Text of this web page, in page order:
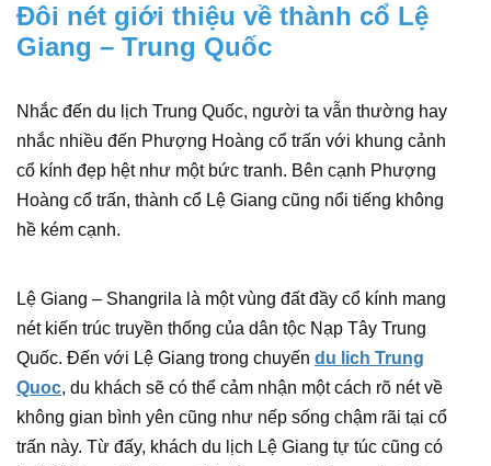
Đôi nét giới thiệu về thành cổ Lệ
Giang – Trung Quốc
Nhắc đến du lịch Trung Quốc, người ta vẫn thường hay
nhắc nhiều đến Phượng Hoàng cổ trấn với khung cảnh
cổ kính đẹp hệt như một bức tranh. Bên cạnh Phượng
Hoàng cổ trấn, thành cổ Lệ Giang cũng nổi tiếng không
hề kém cạnh.
Lệ Giang – Shangrila là một vùng đất đầy cổ kính mang
nét kiến trúc truyền thống của dân tộc Nạp Tây Trung
Quốc. Đến với Lệ Giang trong chuyến du lich Trung
Quoc, du khách sẽ có thể cảm nhận một cách rõ nét về
không gian bình yên cũng như nếp sống chậm rãi tại cổ
trấn này. Từ đấy, khách du lịch Lệ Giang tự túc cũng có